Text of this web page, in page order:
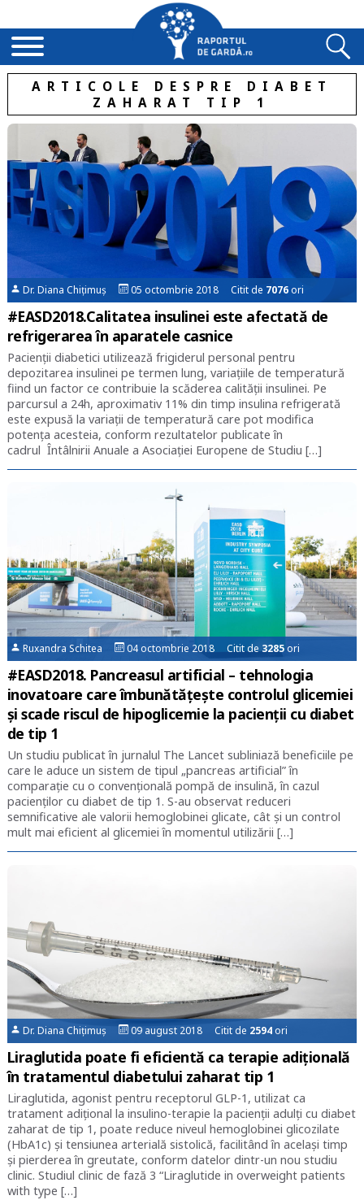
ARTICOLE DESPRE DIABET
ZAHARAT TIP 1
Dr. Diana Chițimuș 05 octombrie 2018 Citit de 7076ori
#EASD2018.Calitatea insulinei este afectată de
refrigerarea în aparatele casnice
Pacienții diabetici utilizează frigiderul personal pentru
depozitarea insulinei pe termen lung, variațiile de temperatură
fiind un factor ce contribuie la scăderea calității insulinei. Pe
parcursul a 24h, aproximativ 11% din timp insulina refrigerată
este expusă la variații de temperatură care pot modifica
potența acesteia, conform rezultatelor publicate în
cadrul Întâlnirii Anuale a Asociației Europene de Studiu […]
Ruxandra Schitea 04 octombrie 2018 Citit de3285ori
#EASD2018. Pancreasul artificial – tehnologia
inovatoare care îmbunătățește controlul glicemiei
și scade riscul de hipoglicemie la pacienții cu diabet
de tip 1
Un studiu publicat în jurnalul The Lancet subliniază beneficiile pe
care le aduce un sistem de tipul „pancreas artificial” în
comparație cu o convențională pompă de insulină, în cazul
pacienților cu diabet de tip 1. S-au observat reduceri
semnificative ale valorii hemoglobinei glicate, cât și un control
mult mai eficient al glicemiei în momentul utilizării […]
Dr. Diana Chițimuș 09 august 2018 Citit de 2594ori
Liraglutida poate fi eficientă ca terapie adițională
în tratamentul diabetului zaharat tip 1
Liraglutida, agonist pentru receptorul GLP-1, utilizat ca
tratament adițional la insulino-terapie la pacienții adulți cu diabet
zaharat de tip 1, poate reduce niveul hemoglobinei glicozilate
(HbA1c) și tensiunea arterială sistolică, facilitând în același timp
și pierderea în greutate, conform datelor dintr-un nou studiu
clinic. Studiul clinic de fază 3 “Liraglutide in overweight patients
with type […]